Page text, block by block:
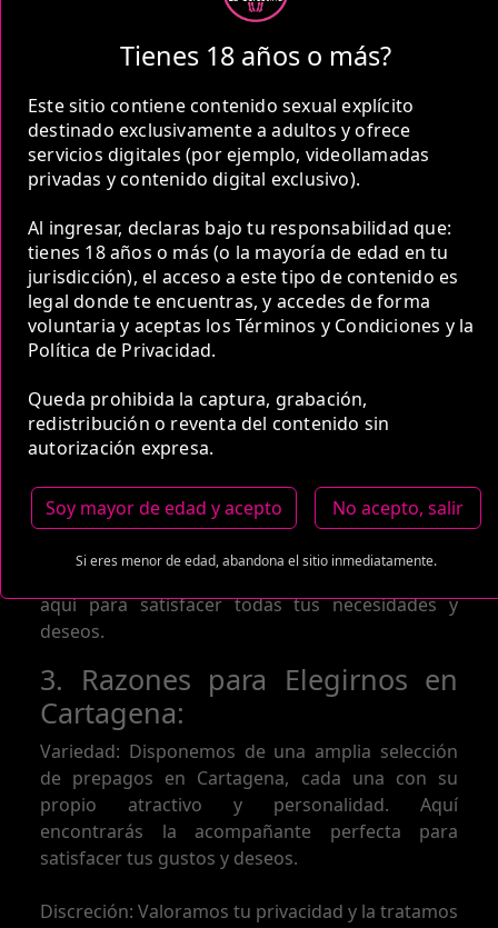
Tienes 18 años o más?
Este sitio contiene contenido sexual explícito
destinado exclusivamente a adultos y ofrece
servicios digitales (por ejemplo, videollamadas
privadas y contenido digital exclusivo).
Al ingresar, declaras bajo tu responsabilidad que:
tienes 18 años o más (o la mayoría de edad en tu
jurisdicción), el acceso a este tipo de contenido es
legal donde te encuentras, y accedes de forma
voluntaria y aceptas los Términos y Condiciones y la
Política de Privacidad.
Queda prohibida la captura, grabación,
redistribución o reventa del contenido sin
autorización expresa.
Soy mayor de edad y acepto No acepto, salir
Si eres menor de edad, abandona el sitio inmediatamente.
garantizar que tus deseos y fantasías se hagan
inolvidables con estas mujeres encantadoras.
Nuestras prepagos en Cartagena son expertas
en la seducción y el arte de la pasión. Te ofrecen
una experiencia única, llena de complicidad y
placer. Cada una de ellas es seleccionada
cuidadosamente para garantizar la máxima
calidad y discreción en cada encuentro.
2. Servicios Exclusivos para Tu
Nuestros servicios no se limitan solo a la
compañía. Además de la atención personalizada
una amplia gama de opciones para hacer de tu
encuentro una experiencia inolvidable. Desde
masajes relajantes hasta recorridos por los
aquí para satisfacer todas tus necesidades y
deseos.
3. Razones para Elegirnos en
Cartagena:
Variedad: Disponemos de una amplia selección
de prepagos en Cartagena, cada una con su
propio atractivo y personalidad. Aquí
encontrarás la acompañante perfecta para
satisfacer tus gustos y deseos.
Discreción: Valoramos tu privacidad y la tratamos